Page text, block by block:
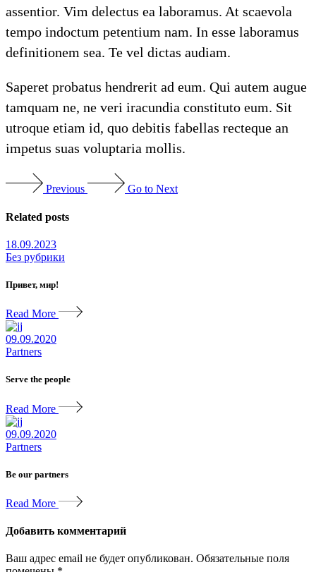
assentior. Vim delectus ea laboramus. At scaevola
tempo indoctum petentium nam. In esse laboramus
definitionem sea. Te vel dictas audiam.
Saperet probatus hendrerit ad eum. Qui autem augue
tamquam ne, ne veri iracundia constituto eum. Sit
utroque etiam id, quo debitis fabellas recteque an
impetus suas voluptaria mollis.
Previous Go to Next
Related posts
18.09.2023
Без рубрики
Привет, мир!
Read More
09.09.2020
Partners
Serve the people
Read More
09.09.2020
Partners
Be our partners
Read More
Добавить комментарий
Ваш адрес email не будет опубликован. Обязательные поля